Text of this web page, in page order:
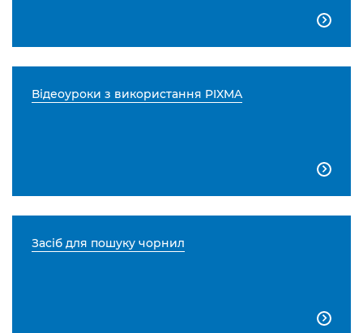

Відеоуроки з використання PIXMA

Засіб для пошуку чорнил
